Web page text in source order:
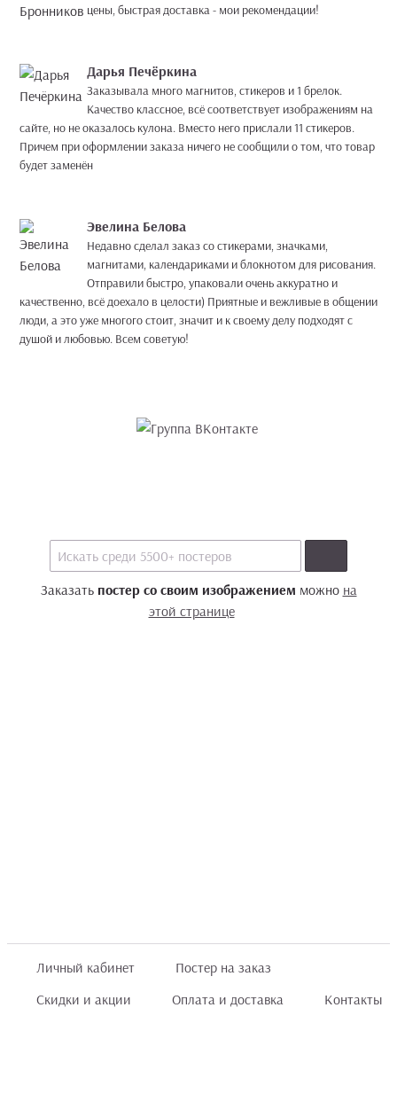
цены, быстрая доставка - мои рекомендации!
Дарья Печёркина
Заказывала много магнитов, стикеров и 1 брелок.
Качество классное, всё соответствует изображениям на
сайте, но не оказалось кулона. Вместо него прислали 11 стикеров.
Причем при оформлении заказа ничего не сообщили о том, что товар
будет заменён
Эвелина Белова
Недавно сделал заказ со стикерами, значками,
магнитами, календариками и блокнотом для рисования.
Отправили быстро, упаковали очень аккуратно и
качественно, всё доехало в целости) Приятные и вежливые в общении
люди, а это уже многого стоит, значит и к своему делу подходят с
душой и любовью. Всем советую!
Заказать постер со своим изображением можно на
этой странице
Личный кабинет
Постер на заказ
Скидки и акции
Оплата и доставка
Контакты